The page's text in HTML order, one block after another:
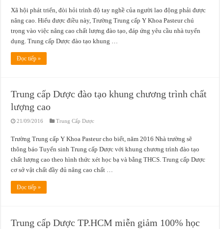
Xã hội phát triển, đòi hỏi trình độ tay nghề của người lao động phải được
nâng cao. Hiểu được điều này, Trường Trung cấp Y Khoa Pasteur chú
trọng vào việc nâng cao chất lượng đào tạo, đáp ứng yêu cầu nhà tuyển
dụng. Trung cấp Dược đào tạo khung …
Đọc tiếp »
Trung cấp Dược đào tạo khung chương trình chất
lượng cao
21/09/2016 Trung Cấp Dược
Trường Trung cấp Y Khoa Pasteur cho biết, năm 2016 Nhà trường sẽ
thông báo Tuyển sinh Trung cấp Dược với khung chương trình đào tạo
chất lượng cao theo hình thức xét học bạ và bằng THCS. Trung cấp Dược
cơ sở vật chất đầy đủ nâng cao chất …
Đọc tiếp »
Trung cấp Dược TP.HCM miễn giảm 100% học